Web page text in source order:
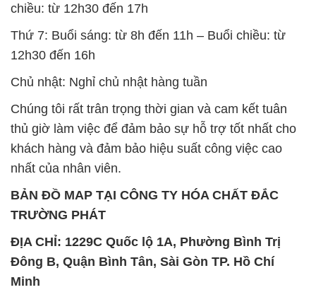
chiều: từ 12h30 đến 17h
Thứ 7: Buổi sáng: từ 8h đến 11h – Buổi chiều: từ
12h30 đến 16h
Chủ nhật: Nghỉ chủ nhật hàng tuần
Chúng tôi rất trân trọng thời gian và cam kết tuân
thủ giờ làm việc để đảm bảo sự hỗ trợ tốt nhất cho
khách hàng và đảm bảo hiệu suất công việc cao
nhất của nhân viên.
BẢN ĐỒ MAP TẠI CÔNG TY HÓA CHẤT ĐẮC
TRƯỜNG PHÁT
ĐỊA CHỈ: 1229C Quốc lộ 1A, Phường Bình Trị
Đông B, Quận Bình Tân, Sài Gòn TP. Hồ Chí
Minh